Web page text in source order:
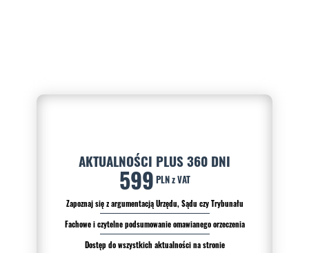
AKTUALNOŚCI PLUS 360 DNI
599 PLN z VAT
Zapoznaj się z argumentacją Urzędu, Sądu czy Trybunału
Fachowe i czytelne podsumowanie omawianego orzeczenia
Dostęp do wszystkich aktualności na stronie